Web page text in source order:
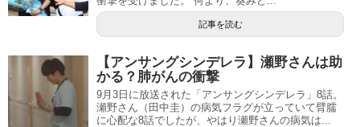
記事を読む
【アンサングシンデレラ】瀬野さんは助
かる？肺がんの衝撃
9月3日に放送された「アンサングシンデレラ」8話。
瀬野さん（田中圭）の病気フラグが立っていて臂臑
に心配な8話でしたが、やはり瀬野さんの病気は...